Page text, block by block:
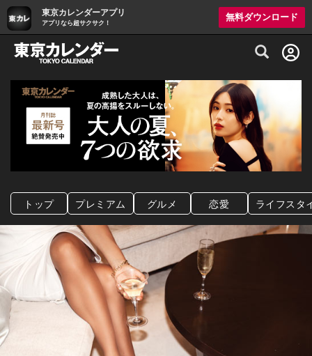
東京カレンダーアプリ
アプリなら超サクサク！
無料ダウンロード
グルメ情報・プレミアムレストラン予約
トップ プレミアム グルメ 恋愛 ライフスタ